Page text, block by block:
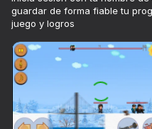
Este juego solo
guardar de forma fiable tu
juego y logros